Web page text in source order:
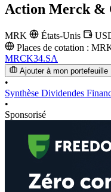
Action Merck &
MRK États-Unis
Places de cotation :
MRCK34.SA
Ajouter à mon portefeuille
•
Synthèse Dividendes
•
Sponsorisé